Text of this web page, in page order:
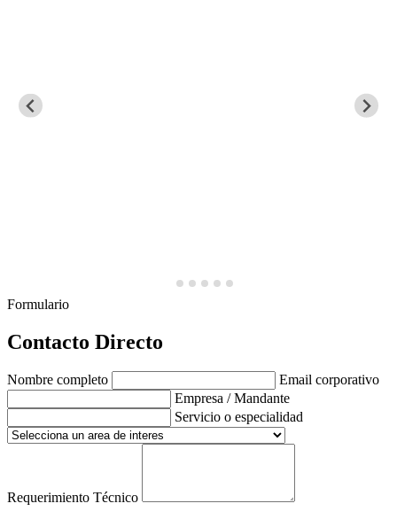
Formulario
Contacto Directo
Nombre completo
Email corporativo
Empresa / Mandante
Servicio o especialidad
Requerimiento Técnico